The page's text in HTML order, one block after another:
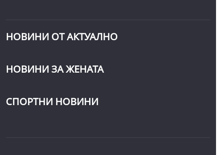
НОВИНИ ОТ АКТУАЛНО
НОВИНИ ЗА ЖЕНАТА
СПОРТНИ НОВИНИ